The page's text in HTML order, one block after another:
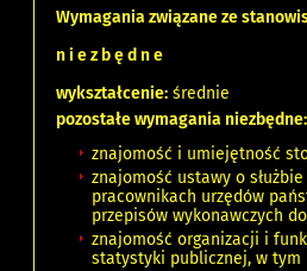
Wymagania związane ze
n i e z b ę d n e
wykształcenie: średnie
pozostałe wymagania niezbędne:
znajomość i umiejętność
znajomość ustawy o
pracownikach urzędów
przepisów wykonawczych
znajomość organizacji i
statystyki publicznej, w tym